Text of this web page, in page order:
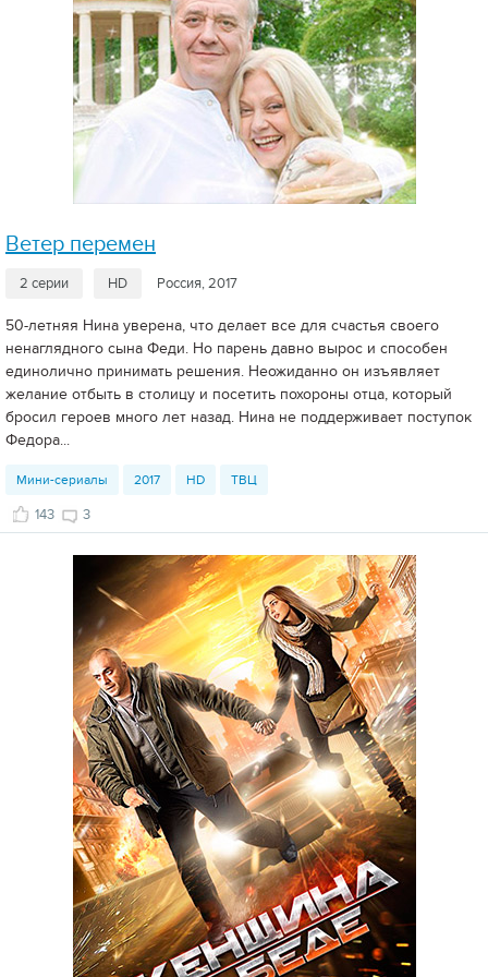
Ветер перемен
2 серии HD Россия, 2017
50-летняя Нина уверена, что делает все для счастья своего
ненаглядного сына Феди. Но парень давно вырос и способен
единолично принимать решения. Неожиданно он изъявляет
желание отбыть в столицу и посетить похороны отца, который
бросил героев много лет назад. Нина не поддерживает поступок
Федора...
Мини-сериалы 2017 HD ТВЦ
143 3